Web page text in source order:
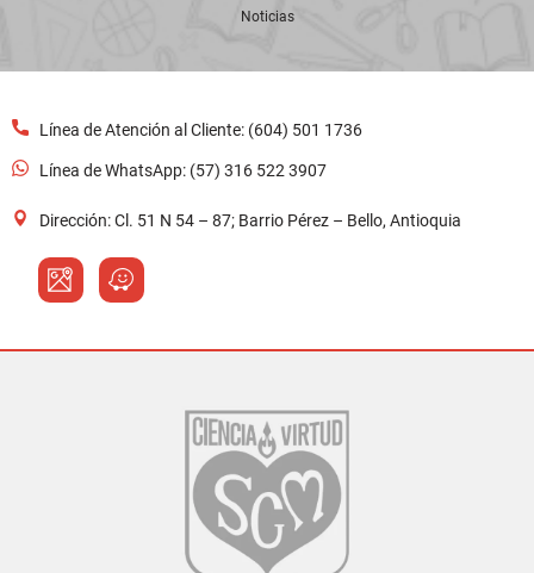
Noticias
Línea de Atención al Cliente: (604) 501 1736
Línea de WhatsApp: (57) 316 522 3907
Dirección: Cl. 51 N 54 – 87; Barrio Pérez – Bello, Antioquia